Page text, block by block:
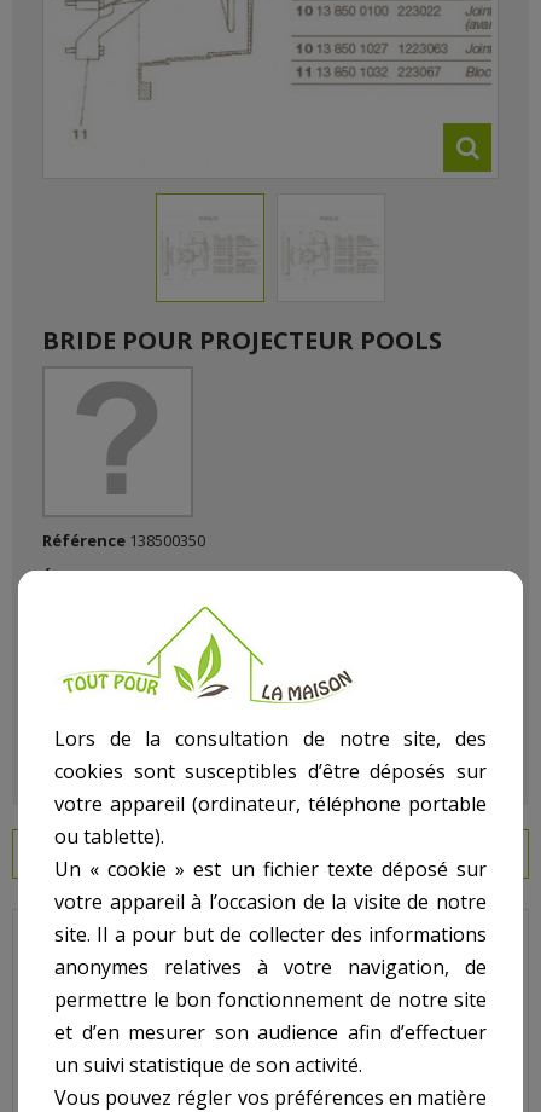
BRIDE POUR PROJECTEUR POOLS
Référence 138500350
État :Neuf
EN SAVOIR PLUS
Bride pour projecteur POOL'S.
N° 4 sur le shéma.
Bride pour Projecteur POOL'S, 223060
Lors de la consultation de notre site, des
cookies sont susceptibles d’être déposés sur
votre appareil (ordinateur, téléphone portable
ou tablette).
Un « cookie » est un fichier texte déposé sur
votre appareil à l’occasion de la visite de notre
site. Il a pour but de collecter des informations
anonymes relatives à votre navigation, de
permettre le bon fonctionnement de notre site
et d’en mesurer son audience afin d’effectuer
un suivi statistique de son activité.
Vous pouvez régler vos préférences en matière